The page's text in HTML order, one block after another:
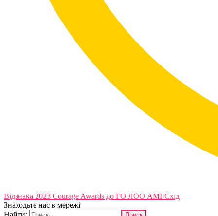
Відзнака 2023 Courage Awards до ГО ЛОО АМІ-Схід
Знаходьте нас в мережі
Найти: